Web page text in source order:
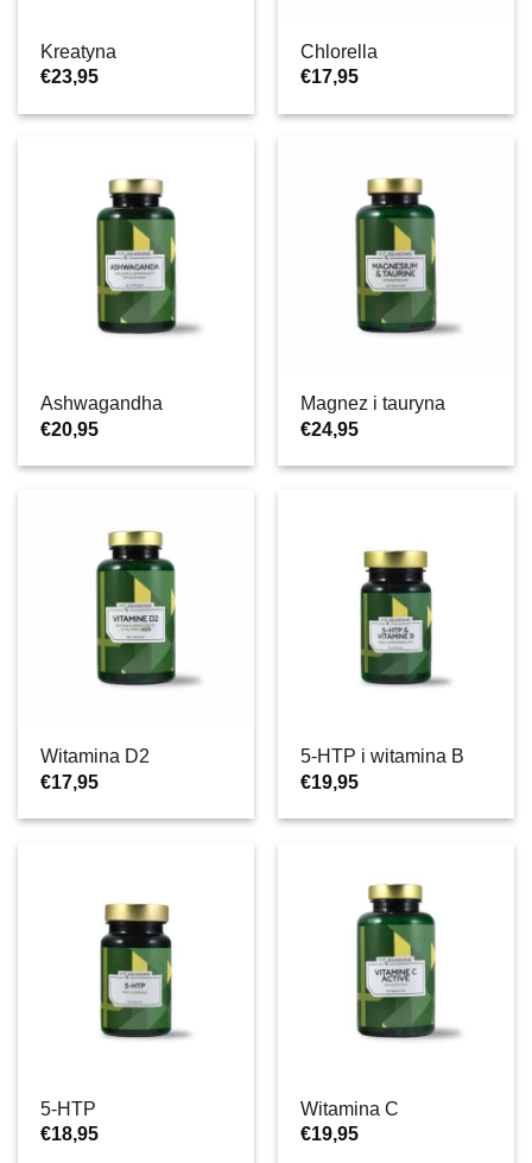
Kreatyna
€23,95
Chlorella
€17,95
Ashwagandha
€20,95
Magnez i tauryna
€24,95
Witamina D2
€17,95
5-HTP i witamina B
€19,95
5-HTP
€18,95
Witamina C
€19,95